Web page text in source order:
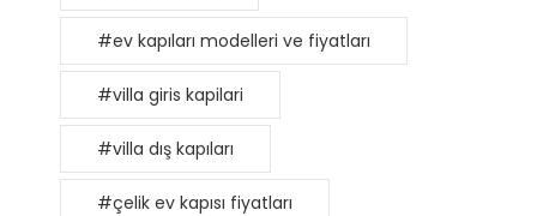
#ev kapıları modelleri ve fiyatları
#villa giris kapilari
#villa dış kapıları
#çelik ev kapısı fiyatları